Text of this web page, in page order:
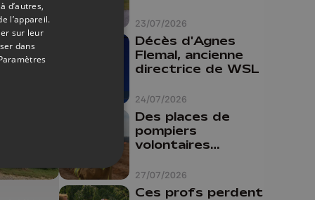
23/07/2026
24/07/2026
Décès d'Agnes
Flemal, ancienne
directrice de WSL
27/07/2026
Des places de
pompiers
volontaires
province de Liège :
"Un citoyen qui
Ces profs perdent
d’autres,
l’appareil.
sur leur
dans